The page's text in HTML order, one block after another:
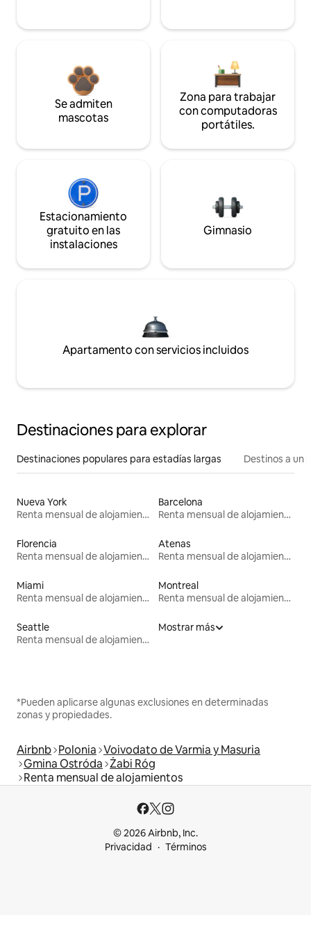
Se admiten
mascotas
Zona para trabajar
con computadoras
portátiles.
Estacionamiento
gratuito en las
instalaciones
Gimnasio
Apartamento con servicios incluidos
Destinaciones para explorar
Destinaciones populares para estadías largas Destinos a un
Nueva York
Renta mensual de alojamientos
Barcelona
Renta mensual de alojamientos
Florencia
Renta mensual de alojamientos
Atenas
Renta mensual de alojamientos
Miami
Renta mensual de alojamientos
Montreal
Renta mensual de alojamientos
Seattle
Renta mensual de alojamientos
Mostrar más
*Pueden aplicarse algunas exclusiones en determinadas
zonas y propiedades.
Airbnb Polonia Voivodato de Varmia y Masuria
Gmina Ostróda Żabi Róg
Renta mensual de alojamientos
© 2026 Airbnb, Inc.
Privacidad
Términos